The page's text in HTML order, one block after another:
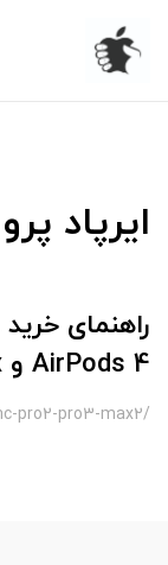
ایرپاد پرو 3
AirPods 4 و AirPods Max
/airpod-3-4-4anc-pro2-pro3-max2